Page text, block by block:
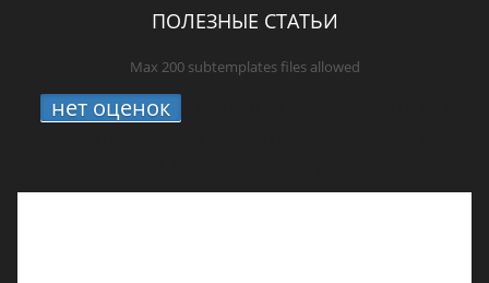
ПОЛЕЗНЫЕ СТАТЬИ
Max 200 subtemplates files allowed
нет оценок